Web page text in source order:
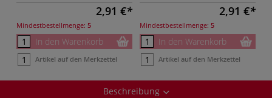
2,91 €
Mindestbestellmenge: 5
In den Warenkorb
Artikel auf den Merkzettel
2,91 €
Mindestbestellmenge: 5
In den Warenkorb
Artikel auf den Merkzettel
Beschreibung